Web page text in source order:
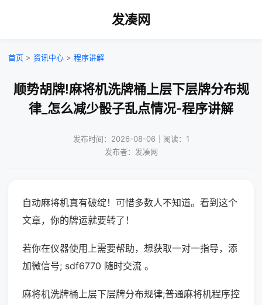
发凑网
首页 > 资讯中心 > 程序讲解
顺势胡牌!麻将机洗牌桶上层下层牌分布规
律_怎么减少骰子乱点情况-程序讲解
发布时间：2026-08-06｜阅读：1
发布者：发凑网
自动麻将机真有破绽！可惜多数人不知道。看到这个
文章，你的牌运就要转了！
若你在仪器使用上需要帮助，想获取一对一指导，添
加微信号; sdf6770 随时交流 。
麻将机洗牌桶上层下层牌分布规律;普通麻将机程序控